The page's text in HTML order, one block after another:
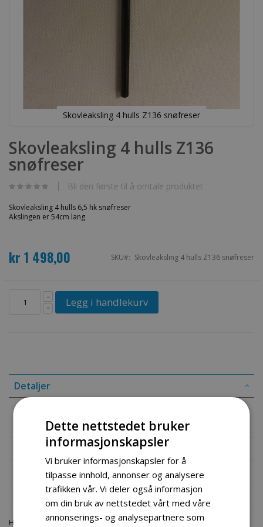
Skovleaksling 4 hulls Z136 snøfreser
til
begynnelsen
av
bildegalleri
Skovleaksling 4 hulls Z136
snøfreser
Bli den første til å omtale produktet
Skovleaksling 4 hulls 6,5 hk snøfreser
Akslingen er 54cm lang
kr 1 498,00 SKU Skovleaksling 4 hulls Z136 snøfreser
Legg i handlekurv
Detaljer
Mer informasjon
Produktomtaler
Fil vedlegg
Hos engrosservice.no får du kjøptskovleaksling 4 hulls z1311
Dette nettstedet bruker
informasjonskapsler
Vi bruker informasjonskapsler for å
tilpasse innhold, annonser og analysere
trafikken vår. Vi deler også informasjon
om din bruk av nettstedet vårt med våre
annonserings- og analysepartnere som